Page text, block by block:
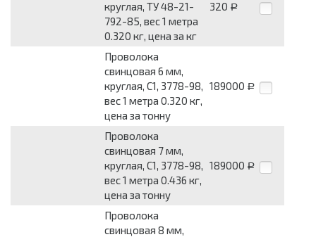
круглая, ТУ 48-21-
792-85, вес 1 метра
0.320 кг, цена за кг
320 Р
Проволока
свинцовая 6 мм,
круглая, С1, 3778-98,
вес 1 метра 0.320 кг,
цена за тонну
189000 Р
Проволока
свинцовая 7 мм,
круглая, С1, 3778-98,
вес 1 метра 0.436 кг,
цена за тонну
189000 Р
Проволока
свинцовая 8 мм,